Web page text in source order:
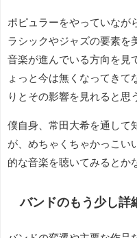
ポピュラーをやっていなが
ラシックやジャズの要素を
音楽が進んでいる方向を見
ょっと今は無くなってきて
りとその影響を見れると思
僕自身、常田大希を通して
が、めちゃくちゃかっこい
的な音楽を聴いてみるとか
バンドのもう少し詳